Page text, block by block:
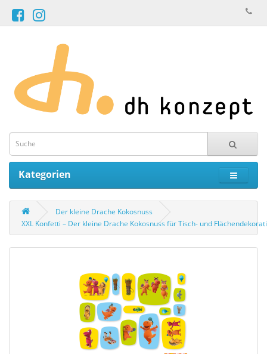
Kategorien
Der kleine Drache Kokosnuss
XXL Konfetti – Der kleine Drache Kokosnuss für Tisch- und